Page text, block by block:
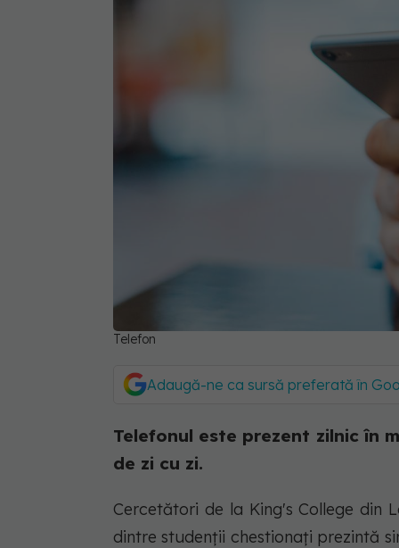
Telefon
Adaugă-ne ca sursă preferată în
Telefonul este prezent zilnic în
de zi cu zi.
Cercetători de la King's College din
dintre studenții chestionați prezintă